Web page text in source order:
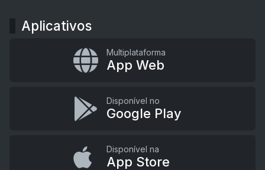
Aplicativos
Multiplataforma
App Web
Disponível no
Google Play
Disponível na
App Store